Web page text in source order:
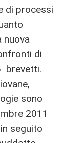
di processi
nuova
di
brevetti.
sono
2011
seguito